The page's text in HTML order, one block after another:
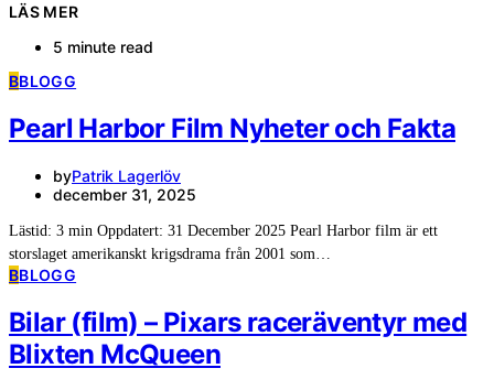
LÄS MER
5 minute read
BBLOGG
Pearl Harbor Film Nyheter och Fakta
byPatrik Lagerlöv
december 31, 2025
Lästid: 3 min Oppdatert: 31 December 2025 Pearl Harbor film är ett
storslaget amerikanskt krigsdrama från 2001 som…
BBLOGG
Bilar (film) – Pixars raceräventyr med
Blixten McQueen